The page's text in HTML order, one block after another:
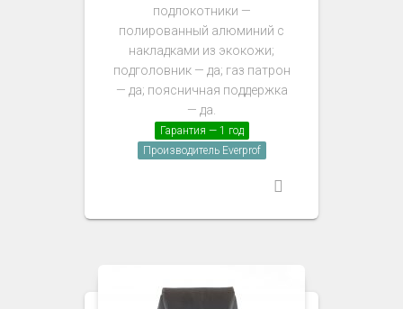
подлокотники —
полированный алюминий с
накладками из экокожи;
подголовник — да; газ патрон
— да; поясничная поддержка
— да.
Гарантия — 1 год
Производитель Everprof